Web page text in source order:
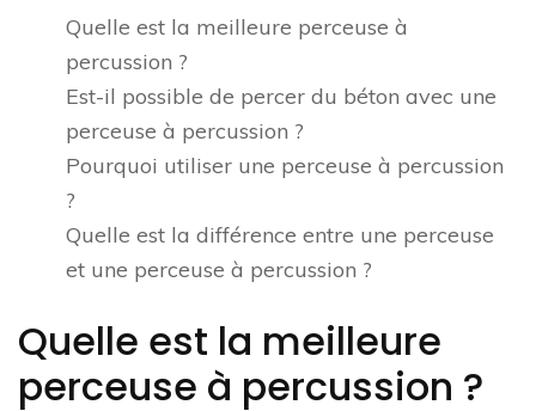
Quelle est la meilleure perceuse à
percussion ?
Est-il possible de percer du béton avec une
perceuse à percussion ?
Pourquoi utiliser une perceuse à percussion
?
Quelle est la différence entre une perceuse
et une perceuse à percussion ?
Quelle est la meilleure
perceuse à percussion ?